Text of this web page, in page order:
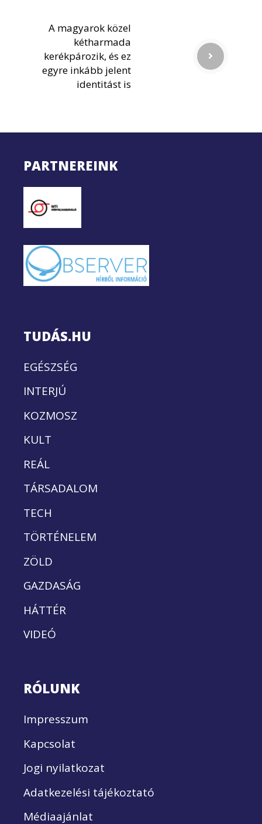
A magyarok közel
kétharmada
kerékpározik, és ez
egyre inkább jelent
identitást is
PARTNEREINK
TUDÁS.HU
EGÉSZSÉG
INTERJÚ
KOZMOSZ
KULT
REÁL
TÁRSADALOM
TECH
TÖRTÉNELEM
ZÖLD
GAZDASÁG
HÁTTÉR
VIDEÓ
RÓLUNK
Impresszum
Kapcsolat
Jogi nyilatkozat
Adatkezelési tájékoztató
Médiaajánlat